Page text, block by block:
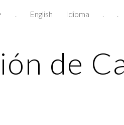
. English Idioma . .
de